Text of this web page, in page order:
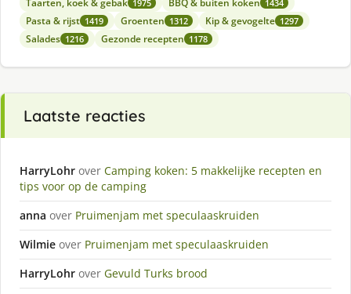
Taarten, koek & gebak 1975 BBQ & buiten koken 1434
Pasta & rijst 1419 Groenten 1312 Kip & gevogelte 1297
Salades 1216 Gezonde recepten 1178
Laatste reacties
HarryLohr over Camping koken: 5 makkelijke recepten en
tips voor op de camping
anna over Pruimenjam met speculaaskruiden
Wilmie over Pruimenjam met speculaaskruiden
HarryLohr over Gevuld Turks brood